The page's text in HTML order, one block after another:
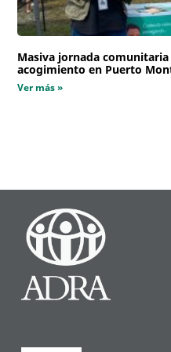
Masiva jornada
acogimiento en Puerto
Ver más »